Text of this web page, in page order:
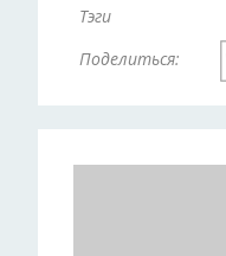
Тэги
Поделиться: